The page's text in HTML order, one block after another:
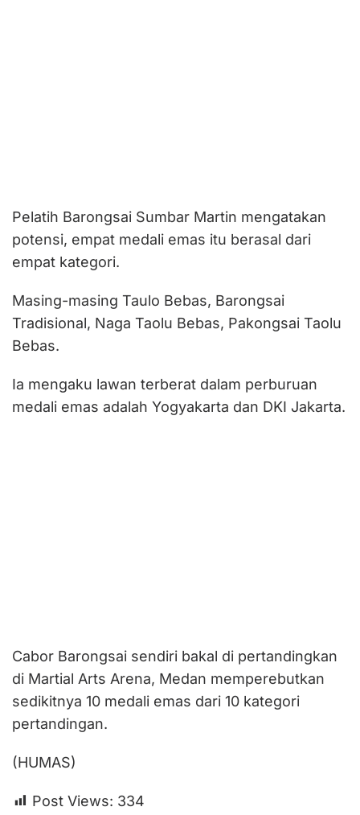
Pelatih Barongsai Sumbar Martin mengatakan
potensi, empat medali emas itu berasal dari
empat kategori.
Masing-masing Taulo Bebas, Barongsai
Tradisional, Naga Taolu Bebas, Pakongsai Taolu
Bebas.
Ia mengaku lawan terberat dalam perburuan
medali emas adalah Yogyakarta dan DKI Jakarta.
Cabor Barongsai sendiri bakal di pertandingkan
di Martial Arts Arena, Medan memperebutkan
sedikitnya 10 medali emas dari 10 kategori
pertandingan.
(HUMAS)
Post Views: 334